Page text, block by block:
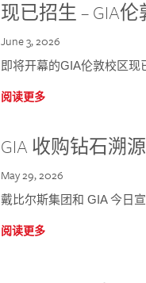
现已招生 – GIA
June 3, 2026
即将开幕的GIA伦敦校区现
阅读更多
GIA 收购钻石溯
May 29, 2026
戴比尔斯集团和 GIA 今日
阅读更多